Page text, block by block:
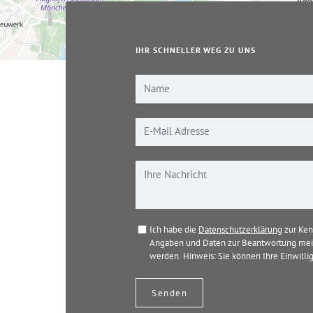
IHR SCHNELLER WEG ZU UNS
Ich habe die Datenschutzerklärung zur
Angaben und Daten zur Beantwortung
werden. Hinweis: Sie können Ihre